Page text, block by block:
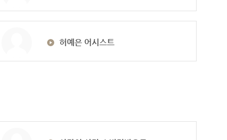
허예은 어시스트